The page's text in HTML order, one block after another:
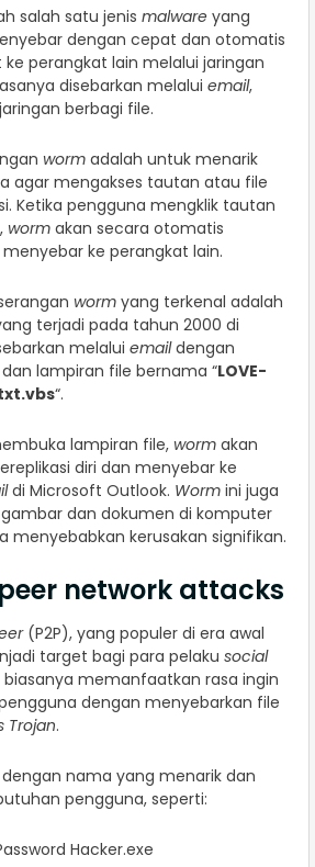
salah satu jenis malware yang
dengan cepat dan otomatis
perangkat lain melalui jaringan
disebarkan melalui email,
berbagi file.
worm adalah untuk menarik
agar mengakses tautan atau file
Ketika pengguna mengklik tautan
worm akan secara otomatis
ke perangkat lain.
worm yang terkenal adalah
terjadi pada tahun 2000 di
melalui emaildengan
dan lampiran file bernama “LOVE-
“.
lampiran file, worm akan
diri dan menyebar ke
di Microsoft Outlook. Worm ini juga
dan dokumen di komputer
menyebabkan kerusakan signifikan.
network attacks
(P2P), yang populer di era awal
target bagi para pelaku social
biasanya memanfaatkan rasa ingin
dengan menyebarkan file
Trojan.
nama yang menarik dan
pengguna, seperti:
Hacker.exe